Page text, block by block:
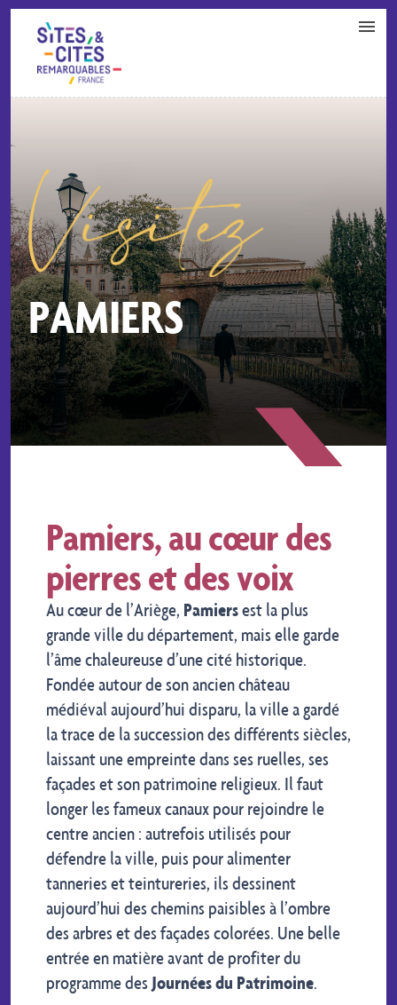
PAMIERS
Pamiers, au cœur des
pierres et des voix
Au cœur de l’Ariège, Pamiersest la plus
grande ville du département, mais elle garde
l’âme chaleureuse d’une cité historique.
Fondée autour de son ancien château
médiéval aujourd’hui disparu, la ville a gardé
la trace de la succession des différents siècles,
laissant une empreinte dans ses ruelles, ses
façades et son patrimoine religieux. Il faut
longer les fameux canaux pour rejoindre le
centre ancien : autrefois utilisés pour
défendre la ville, puis pour alimenter
tanneries et teintureries, ils dessinent
aujourd’hui des chemins paisibles à l’ombre
des arbres et des façades colorées. Une belle
entrée en matière avant de profiter du
programme des Journées du Patrimoine